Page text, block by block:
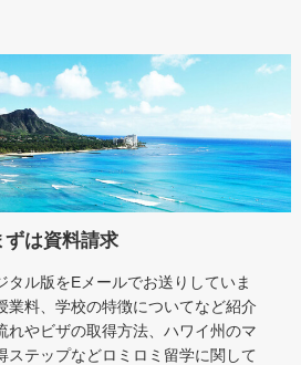
ずは資料請求
タル版をEメールでお送りしていま
業料、学校の特徴についてなど紹介
れやビザの取得方法、ハワイ州のマ
ステップなどロミロミ留学に関して